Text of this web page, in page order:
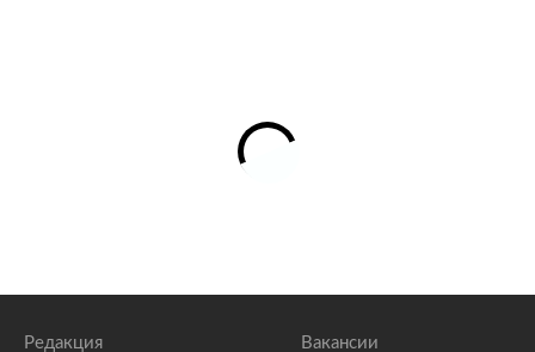
Редакция Вакансии